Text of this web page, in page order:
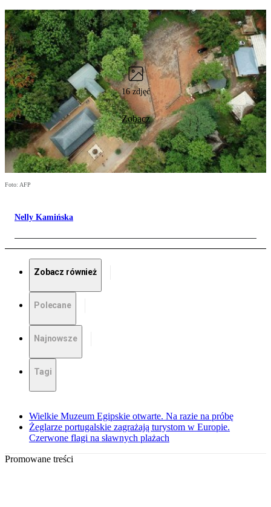
16 zdjęć
Zobacz
Foto: AFP
Nelly Kamińska
Zobacz również
Polecane
Najnowsze
Tagi
Wielkie Muzeum Egipskie otwarte. Na razie na próbę
Żeglarze portugalskie zagrażają turystom w Europie.
Czerwone flagi na sławnych plażach
Promowane treści